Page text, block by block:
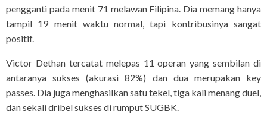
pengganti pada menit 71 melawan Filipina. Dia memang hanya
tampil 19 menit waktu normal, tapi kontribusinya sangat
positif.
Victor Dethan tercatat melepas 11 operan yang sembilan di
antaranya sukses (akurasi 82%) dan dua merupakan key
passes. Dia juga menghasilkan satu tekel, tiga kali menang duel,
dan sekali dribel sukses di rumput SUGBK.